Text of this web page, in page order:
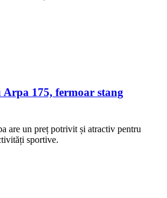
175, fermoar stang
are un preț potrivit și atractiv pentru
sportive.